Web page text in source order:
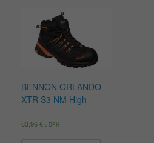
BENNON ORLANDO
XTR S3 NM High
63,96€ s DPH